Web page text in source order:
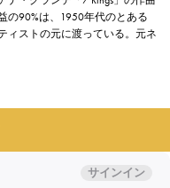
の90%は、1950年代のとある
ィストの元に渡っている。元ネ